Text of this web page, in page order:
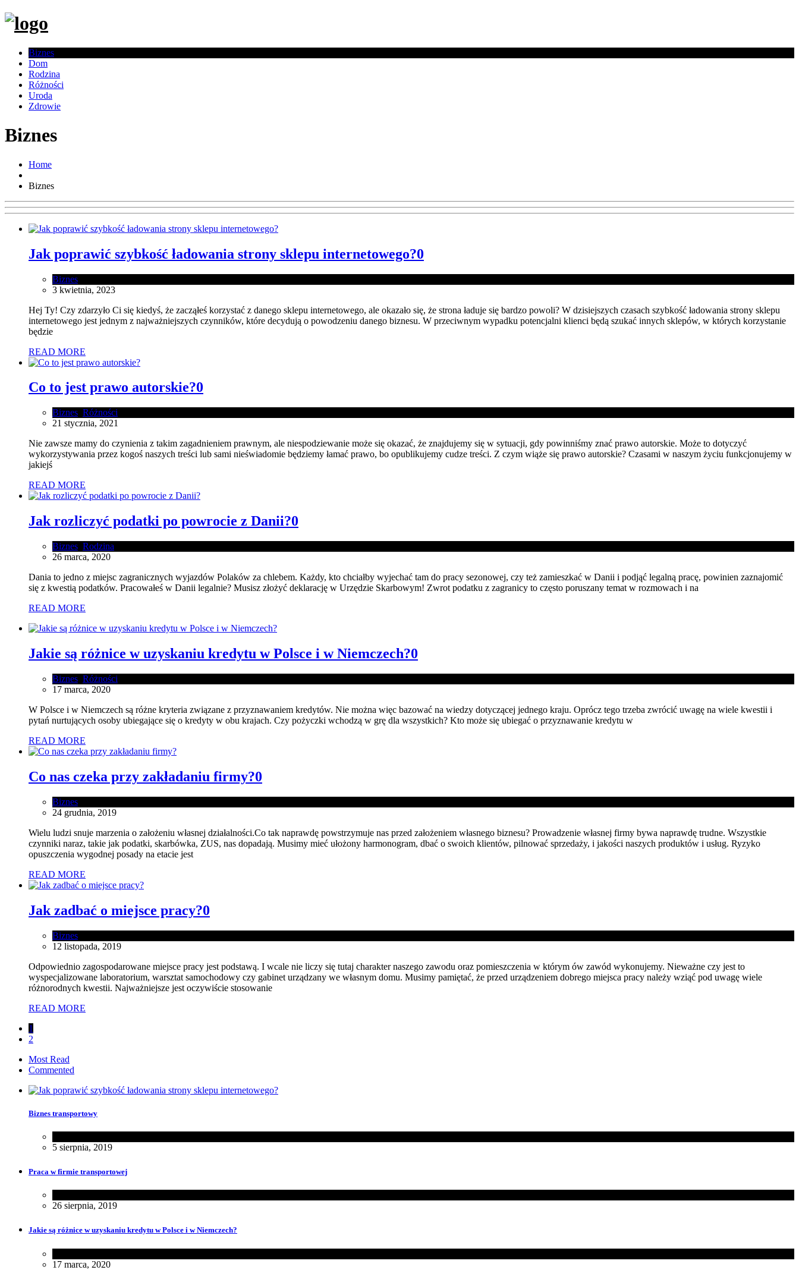
Biznes
Dom
Rodzina
Różności
Uroda
Zdrowie
Biznes
Home
Biznes
Jak poprawić szybkość ładowania strony sklepu internetowego?0
Biznes
3 kwietnia, 2023
Hej Ty! Czy zdarzyło Ci się kiedyś, że zacząłeś korzystać z danego sklepu internetowego, ale okazało się, że strona ładuje się bardzo powoli? W dzisiejszych czasach szybkość ładowania strony sklepu
internetowego jest jednym z najważniejszych czynników, które decydują o powodzeniu danego biznesu. W przeciwnym wypadku potencjalni klienci będą szukać innych sklepów, w których korzystanie
będzie
READ MORE
Co to jest prawo autorskie?0
Biznes Różności
21 stycznia, 2021
Nie zawsze mamy do czynienia z takim zagadnieniem prawnym, ale niespodziewanie może się okazać, że znajdujemy się w sytuacji, gdy powinniśmy znać prawo autorskie. Może to dotyczyć
wykorzystywania przez kogoś naszych treści lub sami nieświadomie będziemy łamać prawo, bo opublikujemy cudze treści. Z czym wiąże się prawo autorskie? Czasami w naszym życiu funkcjonujemy w
jakiejś
READ MORE
Jak rozliczyć podatki po powrocie z Danii?0
Biznes Rodzina
26 marca, 2020
Dania to jedno z miejsc zagranicznych wyjazdów Polaków za chlebem. Każdy, kto chciałby wyjechać tam do pracy sezonowej, czy też zamieszkać w Danii i podjąć legalną pracę, powinien zaznajomić
się z kwestią podatków. Pracowałeś w Danii legalnie? Musisz złożyć deklarację w Urzędzie Skarbowym! Zwrot podatku z zagranicy to często poruszany temat w rozmowach i na
READ MORE
Jakie są różnice w uzyskaniu kredytu w Polsce i w Niemczech?0
Biznes Różności
17 marca, 2020
W Polsce i w Niemczech są różne kryteria związane z przyznawaniem kredytów. Nie można więc bazować na wiedzy dotyczącej jednego kraju. Oprócz tego trzeba zwrócić uwagę na wiele kwestii i
pytań nurtujących osoby ubiegające się o kredyty w obu krajach. Czy pożyczki wchodzą w grę dla wszystkich? Kto może się ubiegać o przyznawanie kredytu w
READ MORE
Co nas czeka przy zakładaniu firmy?0
Biznes
24 grudnia, 2019
Wielu ludzi snuje marzenia o założeniu własnej działalności.Co tak naprawdę powstrzymuje nas przed założeniem własnego biznesu? Prowadzenie własnej firmy bywa naprawdę trudne. Wszystkie
czynniki naraz, takie jak podatki, skarbówka, ZUS, nas dopadają. Musimy mieć ułożony harmonogram, dbać o swoich klientów, pilnować sprzedaży, i jakości naszych produktów i usług. Ryzyko
opuszczenia wygodnej posady na etacie jest
READ MORE
Jak zadbać o miejsce pracy?0
Biznes
12 listopada, 2019
Odpowiednio zagospodarowane miejsce pracy jest podstawą. I wcale nie liczy się tutaj charakter naszego zawodu oraz pomieszczenia w którym ów zawód wykonujemy. Nieważne czy jest to
wyspecjalizowane laboratorium, warsztat samochodowy czy gabinet urządzany we własnym domu. Musimy pamiętać, że przed urządzeniem dobrego miejsca pracy należy wziąć pod uwagę wiele
różnorodnych kwestii. Najważniejsze jest oczywiście stosowanie
READ MORE
1
2
Most Read
Commented
Biznes transportowy
5 sierpnia, 2019
Praca w firmie transportowej
26 sierpnia, 2019
Jakie są różnice w uzyskaniu kredytu w Polsce i w Niemczech?
17 marca, 2020